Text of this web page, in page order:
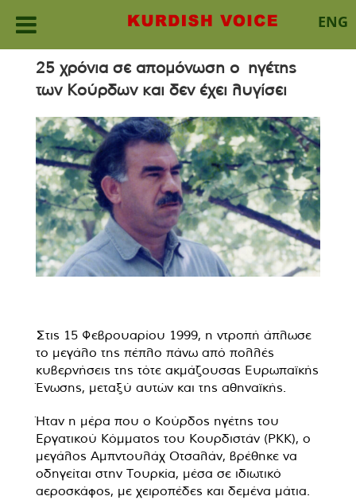
ENG
content
25 χρόνια σε απομόνωση ο ηγέτης
των Κούρδων και δεν έχει λυγίσει
Στις 15 Φεβρουαρίου 1999, η ντροπή άπλωσε
το μεγάλο της πέπλο πάνω από πολλές
κυβερνήσεις της τότε ακμάζουσας Ευρωπαϊκής
Ένωσης, μεταξύ αυτών και της αθηναϊκής.
Ήταν η μέρα που ο Κούρδος ηγέτης του
Εργατικού Κόμματος του Κουρδιστάν (PKK), ο
μεγάλος Αμπντουλάχ Οτσαλάν, βρέθηκε να
οδηγείται στην Τουρκία, μέσα σε ιδιωτικό
αεροσκάφος, με χειροπέδες και δεμένα μάτια.